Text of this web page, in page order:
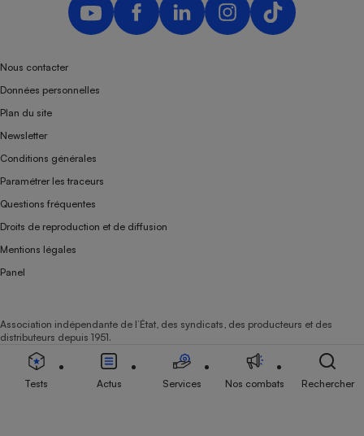
Nous contacter
Données personnelles
Plan du site
Newsletter
Conditions générales
Paramétrer les traceurs
Questions fréquentes
Droits de reproduction et de diffusion
Mentions légales
Panel
Association indépendante de l’État, des syndicats, des producteurs et des
distributeurs depuis 1951.
Tests Actus Services Nos combats Rechercher